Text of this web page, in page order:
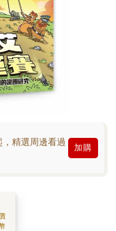
精選周邊看過
加購